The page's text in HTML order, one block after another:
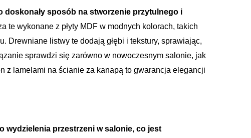
doskonały sposób na stworzenie przytulnego i
te wykonane z płyty MDF w modnych kolorach, takich
Drewniane listwy te dodają głębi i tekstury, sprawiając,
sprawdzi się zarówno w nowoczesnym salonie, jak
z lamelami na ścianie za kanapą to gwarancja elegancji
wydzielenia przestrzeni w salonie, co jest